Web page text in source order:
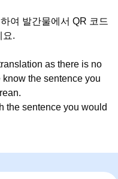
여 발간물에서 QR 코드
요.
as there is no
the sentence you
the sentence you would